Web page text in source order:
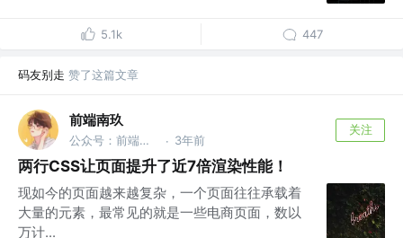
5.1k 447
码友别走 赞了这篇文章
前端南玖
公众号：前端南玖 · 3年前
关注
两行CSS让页面提升了近7倍渲染性能！
现如今的页面越来越复杂，一个页面往往承载着
大量的元素，最常见的就是一些电商页面，数以
万计...